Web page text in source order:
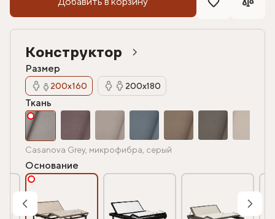
Конструктор
Размер
200х160 200х180
Ткань
Casanova Grey, микрофибра, серый
Основание